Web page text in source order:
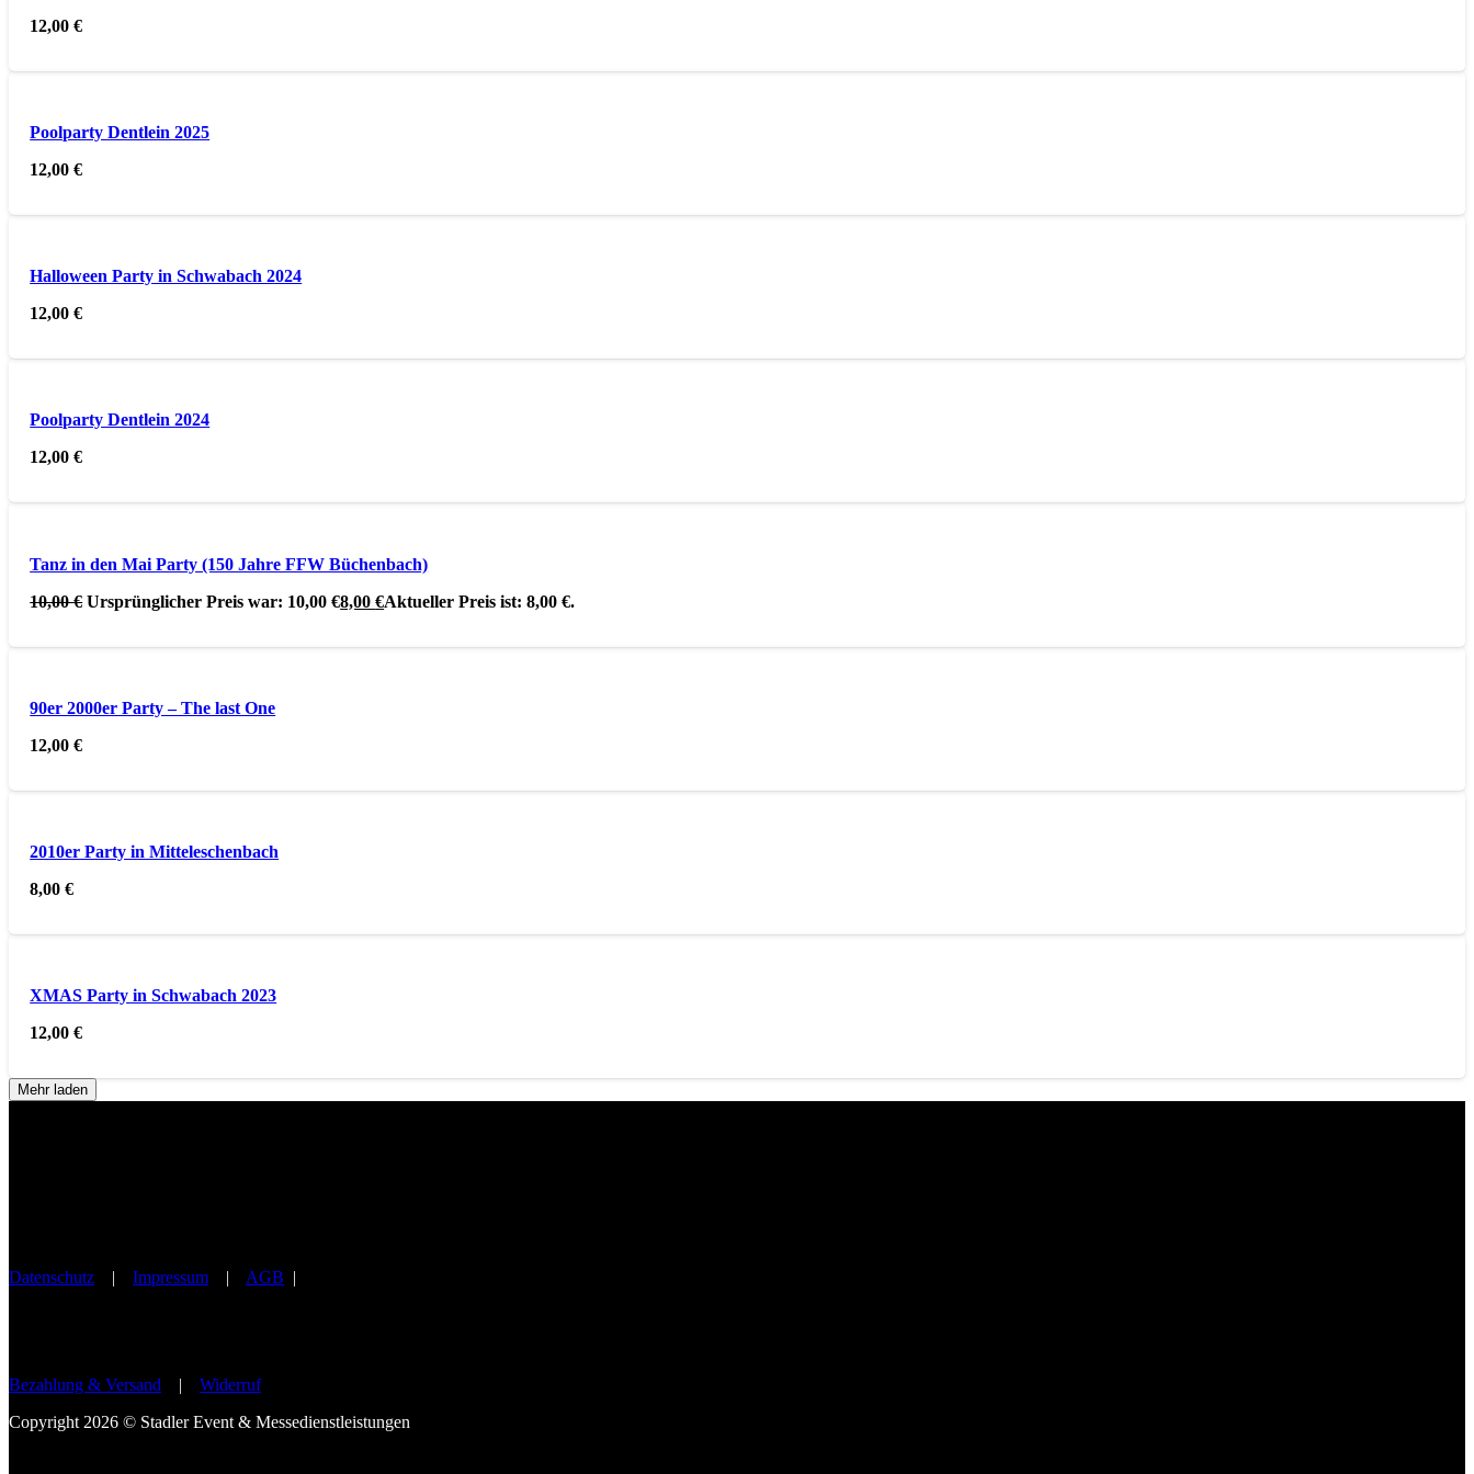
12,00€
Poolparty Dentlein 2025
12,00€
Halloween Party in Schwabach 2024
12,00€
Poolparty Dentlein 2024
12,00€
Tanz in den Mai Party (150 Jahre FFW Büchenbach)
10,00€ Ursprünglicher Preis war: 10,00 €8,00€Aktueller Preis ist: 8,00 €.
90er 2000er Party – The last One
12,00€
2010er Party in Mitteleschenbach
8,00€
XMAS Party in Schwabach 2023
12,00€
Mehr laden
Datenschutz Impressum AGB
Bezahlung & Versand
Widerruf
Copyright 2026 © Stadler Event & Messedienstleistungen